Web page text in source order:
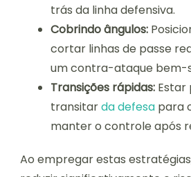
trás da linha defensiva.
Cobrindo ângulos:
cortar linhas de passe
um contra-ataque bem-
Transições rápidas:
transitarda defesa para
manter o controle após
Ao empregar estas